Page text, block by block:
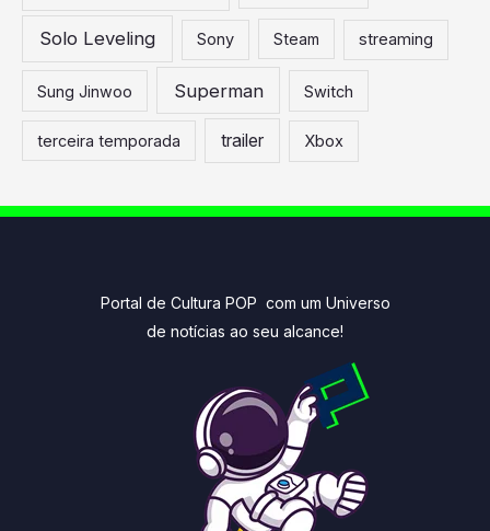
Solo Leveling Sony Steam streaming
Sung Jinwoo Superman Switch
terceira temporada trailer Xbox
Portal de Cultura POP com um Universo
de notícias ao seu alcance!